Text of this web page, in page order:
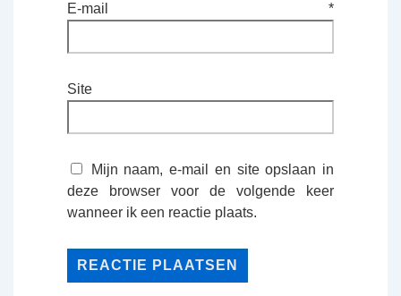
E-mail *
Site
Mijn naam, e-mail en site opslaan in
deze browser voor de volgende keer
wanneer ik een reactie plaats.